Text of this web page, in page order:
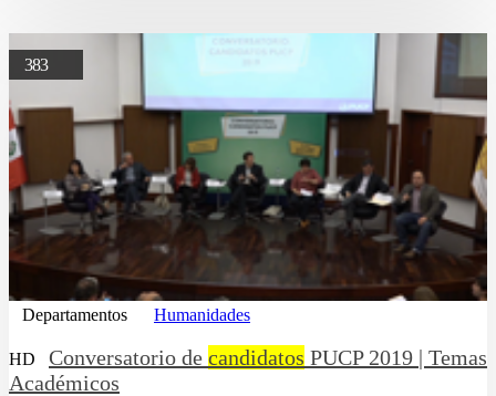
383
Departamentos Humanidades
HD Conversatorio de candidatos PUCP 2019 | Temas
Académicos